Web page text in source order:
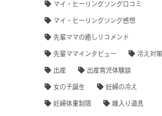
マイ・ヒーリングソング口コミ
マイ・ヒーリングソング感想
先輩ママの癒しリコメンド
先輩ママインタビュー 冷え対策
出産 出産育児体験談
女の子誕生 妊婦の冷え
妊婦体重制限 嫁入り道具